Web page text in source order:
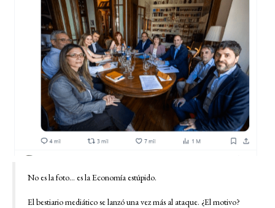
No es la foto… es la Economía estúpido.
El bestiario mediático se lanzó una vez más al ataque. ¿El motivo?